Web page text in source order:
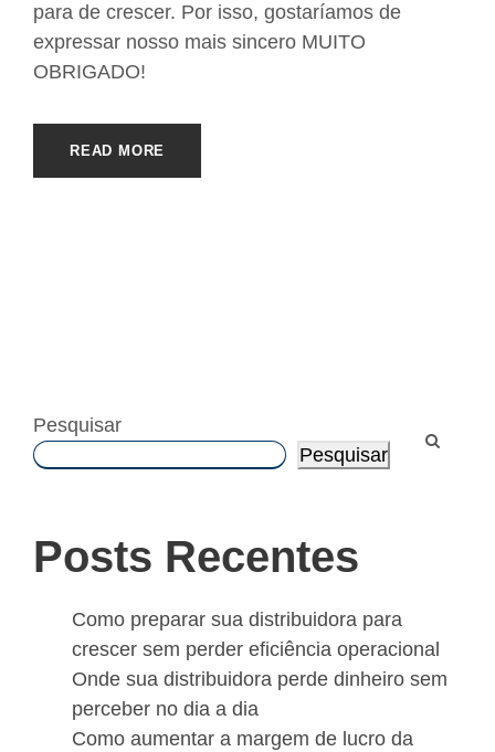
para de crescer. Por isso, gostaríamos de
expressar nosso mais sincero MUITO
OBRIGADO!
READ MORE
Pesquisar
Pesquisar
Posts Recentes
Como preparar sua distribuidora para
crescer sem perder eficiência operacional
Onde sua distribuidora perde dinheiro sem
perceber no dia a dia
Como aumentar a margem de lucro da